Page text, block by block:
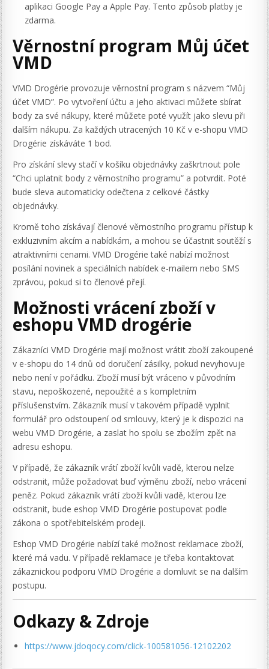
aplikaci Google Pay a Apple Pay. Tento způsob platby je
zdarma.
Věrnostní program Můj účet
VMD
VMD Drogérie provozuje věrnostní program s názvem “Můj
účet VMD”. Po vytvoření účtu a jeho aktivaci můžete sbírat
body za své nákupy, které můžete poté využít jako slevu při
dalším nákupu. Za každých utracených 10 Kč v e-shopu VMD
Drogérie získáváte 1 bod.
Pro získání slevy stačí v košíku objednávky zaškrtnout pole
“Chci uplatnit body z věrnostního programu” a potvrdit. Poté
bude sleva automaticky odečtena z celkové částky
objednávky.
Kromě toho získávají členové věrnostního programu přístup k
exkluzivním akcím a nabídkám, a mohou se účastnit soutěží s
atraktivními cenami. VMD Drogérie také nabízí možnost
posílání novinek a speciálních nabídek e-mailem nebo SMS
zprávou, pokud si to členové přejí.
Možnosti vrácení zboží v
eshopu VMD drogérie
Zákazníci VMD Drogérie mají možnost vrátit zboží zakoupené
v e-shopu do 14 dnů od doručení zásilky, pokud nevyhovuje
nebo není v pořádku. Zboží musí být vráceno v původním
stavu, nepoškozené, nepoužité a s kompletním
příslušenstvím. Zákazník musí v takovém případě vyplnit
formulář pro odstoupení od smlouvy, který je k dispozici na
webu VMD Drogérie, a zaslat ho spolu se zbožím zpět na
adresu eshopu.
V případě, že zákazník vrátí zboží kvůli vadě, kterou nelze
odstranit, může požadovat buď výměnu zboží, nebo vrácení
peněz. Pokud zákazník vrátí zboží kvůli vadě, kterou lze
odstranit, bude eshop VMD Drogérie postupovat podle
zákona o spotřebitelském prodeji.
Eshop VMD Drogérie nabízí také možnost reklamace zboží,
které má vadu. V případě reklamace je třeba kontaktovat
zákaznickou podporu VMD Drogérie a domluvit se na dalším
postupu.
Odkazy & Zdroje
https://www.jdoqocy.com/click-100581056-12102202